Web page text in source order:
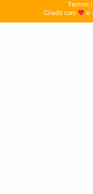
Termos|
Criado com
e